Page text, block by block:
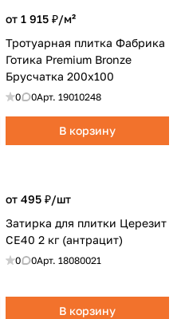
от 1 915 ₽/м²
Тротуарная плитка Фабрика
Готика Premium Bronze
Брусчатка 200х100
0 0Арт. 19010248
В корзину
от 495 ₽/шт
Затирка для плитки Церезит
CE40 2 кг (антрацит)
0 0Арт. 18080021
В корзину